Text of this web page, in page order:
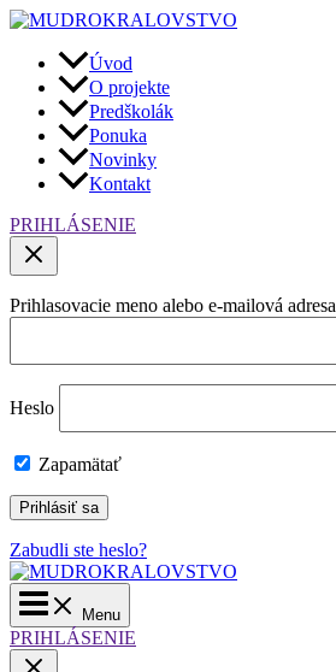
Úvod
O projekte
Predškolák
Ponuka
Novinky
Kontakt
PRIHLÁSENIE
Prihlasovacie meno alebo e-mailová adresa
Heslo
Zapamätať
Zabudli ste heslo?
Menu
PRIHLÁSENIE